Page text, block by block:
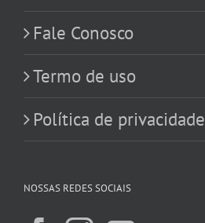
Fale Conosco
Termo de uso
Política de privacidade
NOSSAS REDES SOCIAIS